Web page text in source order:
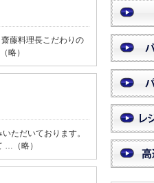
藤料理長こだわりの
略）
ただいております。
…（略）